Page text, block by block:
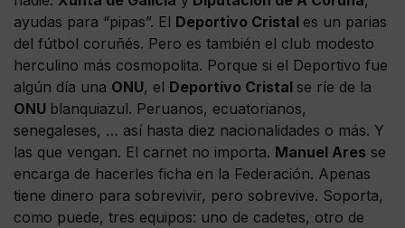
ayudas para “pipas”. El Deportivo Cristal es un parias
del fútbol coruñés. Pero es también el club modesto
herculino más cosmopolita. Porque si el Deportivo fue
algún día una ONU, el Deportivo Cristal se ríe de la
ONU blanquiazul. Peruanos, ecuatorianos,
senegaleses, … así hasta diez nacionalidades o más. Y
las que vengan. El carnet no importa. Manuel Ares se
encarga de hacerles ficha en la Federación. Apenas
tiene dinero para sobrevivir, pero sobrevive. Soporta,
como puede, tres equipos: uno de cadetes, otro de